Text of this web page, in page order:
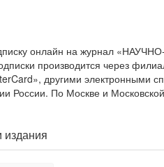
онлайн на журнал
производится через
другими электронными
России. По Москве и
издания